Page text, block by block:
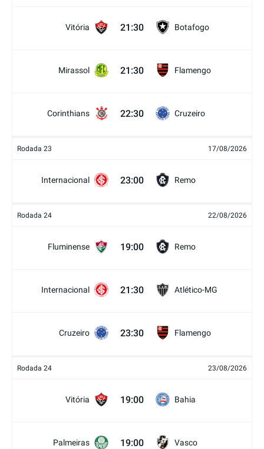
Vitória 21:30 Botafogo
Mirassol 21:30 Flamengo
Corinthians 22:30 Cruzeiro
Rodada 23 17/08/2026
Internacional 23:00 Remo
Rodada 24 22/08/2026
Fluminense 19:00 Remo
Internacional 21:30 Atlético-MG
Cruzeiro 23:30 Flamengo
Rodada 24 23/08/2026
Vitória 19:00 Bahia
Palmeiras 19:00 Vasco